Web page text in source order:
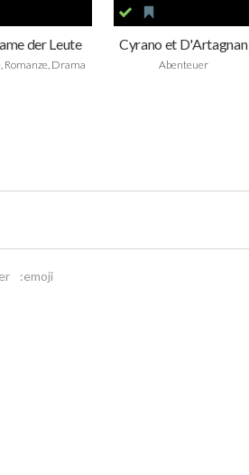
der Leute
Romanze, Drama
Cyrano et D'Artagnan
Abenteuer
:emoji